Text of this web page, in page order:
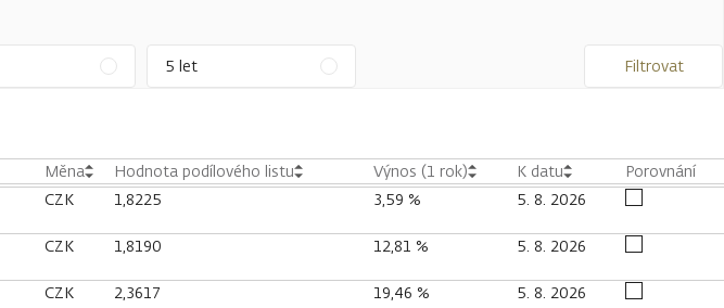
5 let Filtrovat
Měna Hodnota podílového listu Výnos (1 rok) K datu Porovnání
CZK 1,8225 3,59 % 5. 8. 2026
CZK 1,8190 12,81 % 5. 8. 2026
CZK 2,3617 19,46 % 5. 8. 2026